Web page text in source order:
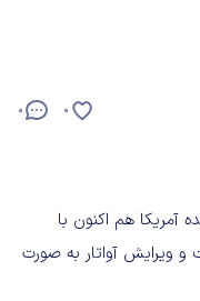
0 0
آمریکا هم اکنون با
ویرایش آواتار به صورت